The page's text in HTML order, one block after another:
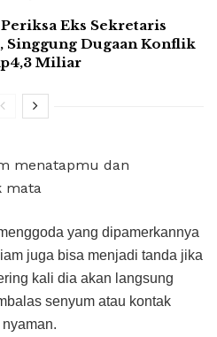
Eks Sekretaris
Singgung Dugaan Konflik
Miliar
menatapmu dan
mata
yang dipamerkannya
juga bisa menjadi tanda jika
kali dia akan langsung
senyum atau kontak